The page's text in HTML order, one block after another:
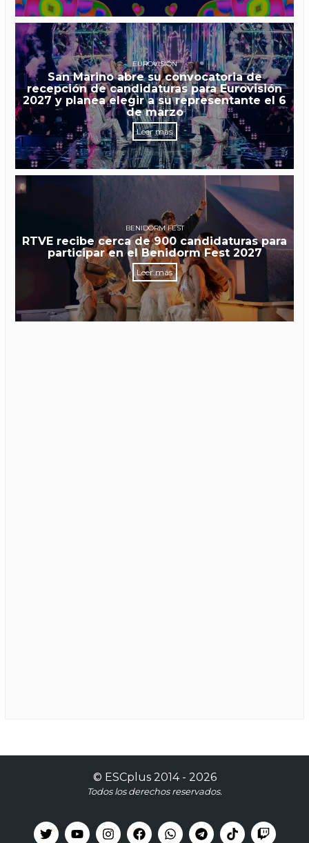
EUROVISIÓN
San Marino abre su convocatoria de
recepción de candidaturas para Eurovisión
2027 y planea elegir a su representante el 6
de marzo
Leer más
BENIDORM FEST
RTVE recibe cerca de 900 candidaturas para
participar en el Benidorm Fest 2027
Leer más
© ESCplus2014 - 2026
Todos los derechos reservados.